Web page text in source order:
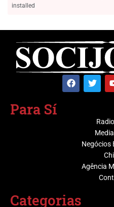
installed
Para Sí
Negócios
Agência
Categorias